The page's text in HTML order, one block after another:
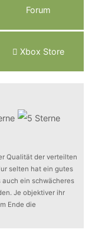
Forum
Xbox Store
Qualität der verteilten
selten hat ein gutes
ein schwächeres
Je objektiver ihr
Ende die